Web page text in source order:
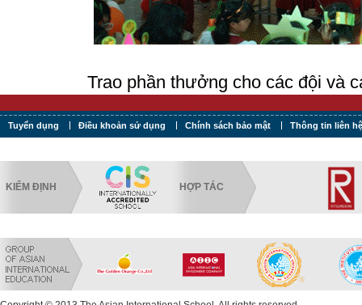
Trao phần thưởng cho các đội và
Tuyển dụng Điều khoản sử dụng Chính sách bảo mật Thông tin liên hệ
KIỂM ĐỊNH HỢP TÁC